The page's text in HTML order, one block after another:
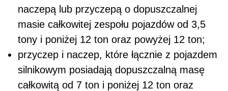
naczepą lub przyczepą o dopuszczalnej
masie całkowitej zespołu pojazdów od 3,5
tony i poniżej 12 ton oraz powyżej 12 ton;
przyczep i naczep, które łącznie z pojazdem
silnikowym posiadają dopuszczalną masę
całkowitą od 7 ton i poniżej 12 ton oraz